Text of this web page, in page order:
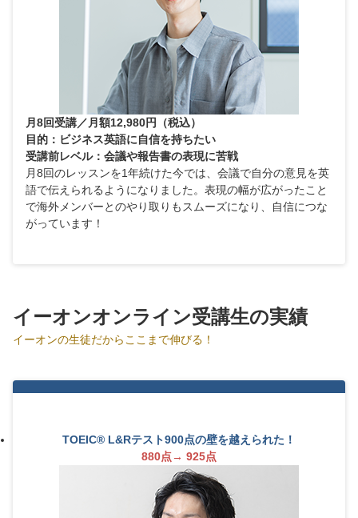
月8回受講／月額12,980円（税込）
目的：ビジネス英語に自信を持ちたい
受講前レベル：会議や報告書の表現に苦戦
月8回のレッスンを1年続けた今では、会議で自分の意見を英
語で伝えられるようになりました。表現の幅が広がったこと
で海外メンバーとのやり取りもスムーズになり、自信につな
がっています！
イーオンオンライン受講生の実績
イーオンの生徒だからここまで伸びる！
TOEIC® L&Rテスト900点の壁を越えられた！
880点→ 925点